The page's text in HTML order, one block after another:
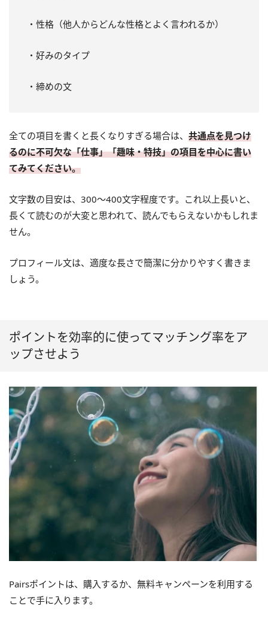
・性格（他人からどんな性格とよく言われるか）
・好みのタイプ
・締めの文
全ての項目を書くと長くなりすぎる場合は、 共通点を見つけ
るのに不可欠な「仕事」「趣味・特技」の項目を中心に書い
てみてください。
文字数の目安は、300～400文字程度です。これ以上長いと、
長くて読むのが大変と思われて、読んでもらえないかもしれま
せん。
プロフィール文は、適度な長さで簡潔に分かりやすく書きま
しょう。
ポイントを効率的に使ってマッチング率をア
ップさせよう
Pairsポイントは、購入するか、無料キャンペーンを利用する
ことで手に入ります。